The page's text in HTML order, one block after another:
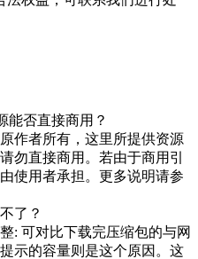
能否直接商用？
作者所有，这里所提供资源
勿直接商用。若由于商用引
使用者承担。更多说明请参
了？
: 可对比下载完压缩包的与网
示的容量则是这个原因。这